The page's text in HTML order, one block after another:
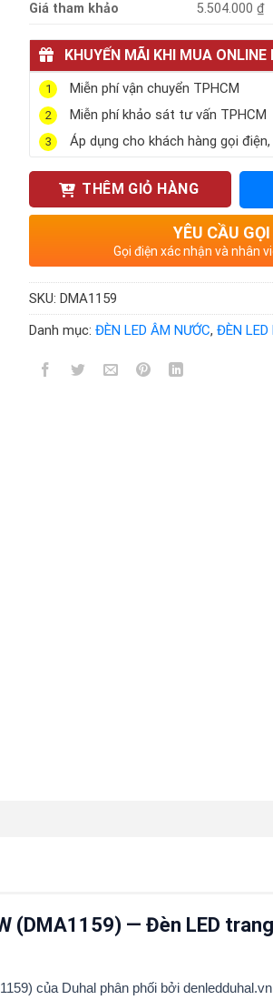
Giá tham khảo
5.504.000 ₫
KHUYẾN MÃI KHI MUA ONLINE
1 Miễn phí vận chuyển TPHCM
2 Miễn phí khảo sát tư vấn TPHCM
3 Áp dụng cho khách hàng gọi
THÊM GIỎ HÀNG
YÊU CẦU
Gọi điện xác nhận và nhân
SKU: DMA1159
Danh mục: ĐÈN LED ÂM NƯỚC, ĐÈN LED
(DMA1159) — Đèn LED
của Duhal phân phối bởi